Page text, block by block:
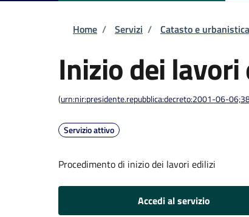
Briciole di pane
Home / Servizi / Catasto e urbanistica
Inizio dei
(urn:nir:presidente.repubblica:decreto:2001-06-
Servizio attivo
Procedimento di inizio dei lavori edilizi
Accedi al servizio